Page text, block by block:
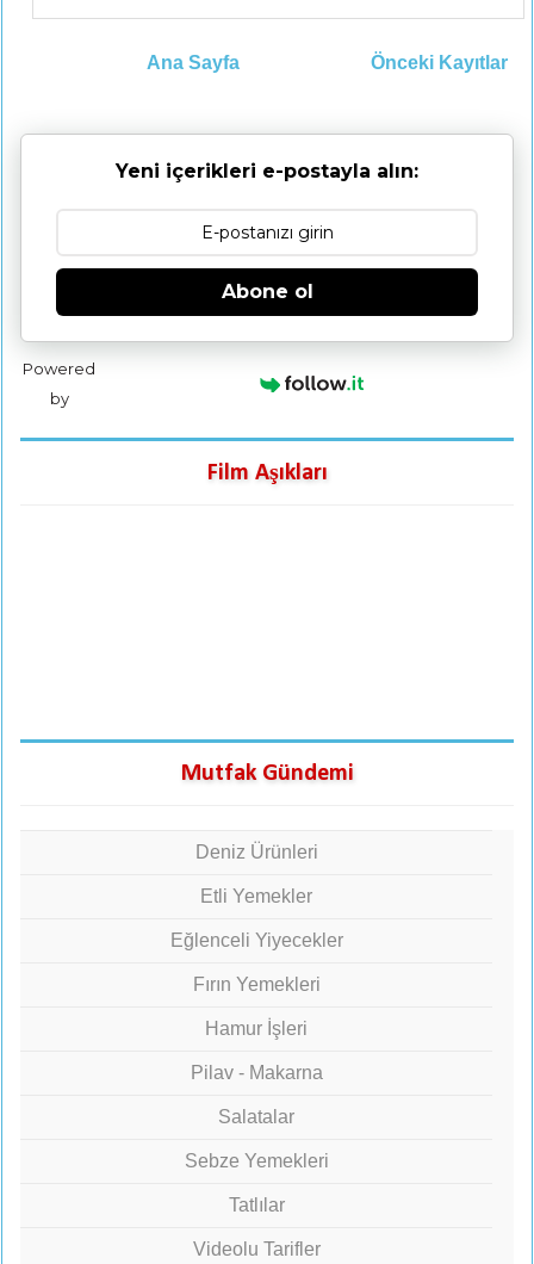
Önceki Kayıtlar
Ana Sayfa
Yeni içerikleri e-postayla alın:
Abone ol
Powered
by
Film Aşıkları
Mutfak Gündemi
Deniz Ürünleri
Etli Yemekler
Eğlenceli Yiyecekler
Fırın Yemekleri
Hamur İşleri
Pilav - Makarna
Salatalar
Sebze Yemekleri
Tatlılar
Videolu Tarifler